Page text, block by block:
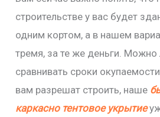
строительстве у вас будет
одним кортом, а в нашем
тремя, за те же деньги.
сравнивать сроки
вам разрешат строить, наше
каркасно тентовое укрытие